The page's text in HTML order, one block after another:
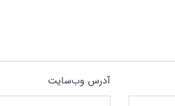
آدرس وب‌سایت